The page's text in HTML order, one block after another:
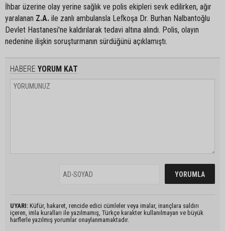
İhbar üzerine olay yerine sağlık ve polis ekipleri sevk edilirken, ağır
yaralanan Z.A. ile zanlı ambulansla Lefkoşa Dr. Burhan Nalbantoğlu
Devlet Hastanesi'ne kaldırılarak tedavi altına alındı. Polis, olayın
nedenine ilişkin soruşturmanın sürdüğünü açıklamıştı.
HABERE YORUM KAT
UYARI: Küfür, hakaret, rencide edici cümleler veya imalar, inançlara saldırı
içeren, imla kuralları ile yazılmamış, Türkçe karakter kullanılmayan ve büyük
harflerle yazılmış yorumlar onaylanmamaktadır.